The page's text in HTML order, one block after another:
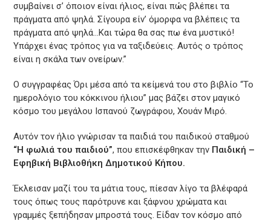
συμβαίνει σ’ όποιον είναι ήλιος, είναι πώς βλέπει τα
πράγματα από ψηλά. Σίγουρα είν’ όμορφα να βλέπεις τα
πράγματα από ψηλά…Και τώρα θα σας πω ένα μυστικό!
Υπάρχει ένας τρόπος για να ταξιδεύεις. Αυτός ο τρόπος
είναι η σκάλα των ονείρων.”
Ο συγγραφέας Όρι μέσα από τα κείμενά του στο βιβλίο “Το
ημερολόγιο του κόκκινου ήλιου” μας βάζει στον μαγικό
κόσμο του μεγάλου Ισπανού ζωγράφου, Χουάν Μιρό.
Αυτόν τον ήλιο γνώρισαν τα παιδιά του παιδικού σταθμού
“Η φωλιά του παιδιού”, που επισκέφθηκαν την Παιδική –
Εφηβική Βιβλιοθήκη Δημοτικού Κήπου.
Έκλεισαν μαζί του τα μάτια τους, πίεσαν λίγο τα βλέφαρά
τους όπως τους παρότρυνε και ξάφνου χρώματα και
γραμμές ξεπήδησαν μπροστά τους. Είδαν τον κόσμο από